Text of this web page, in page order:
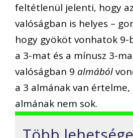
feltétlenül jelenti, hogy
valóságban is helyes –
hogy gyököt vonhatok 9-
a 3-mat és a mínusz 3-
valóságban 9 almából
a 3 almának van
almának nem sok.